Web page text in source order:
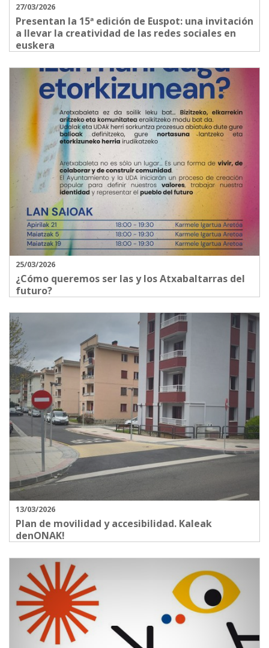
27/03/2026
Presentan la 15ª edición de Euspot: una invitación
a llevar la creatividad de las redes sociales en
euskera
25/03/2026
¿Cómo queremos ser las y los Atxabaltarras del
futuro?
13/03/2026
Plan de movilidad y accesibilidad. Kaleak
denONAK!